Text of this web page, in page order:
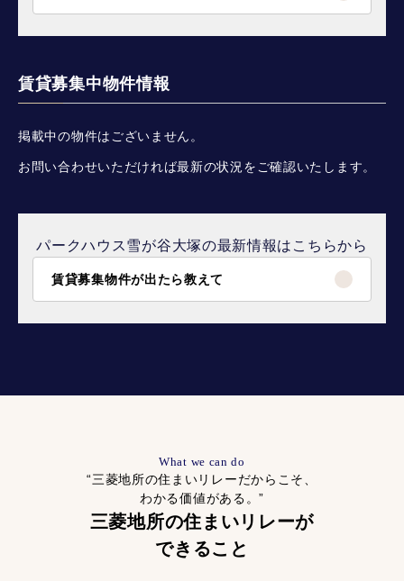
賃貸募集中物件情報
掲載中の物件はございません。
お問い合わせいただければ最新の状況をご確認いたします。
パークハウス雪が谷大塚の最新情報はこちらから
賃貸募集物件が出たら教えて
What we can do
“三菱地所の住まいリレーだからこそ、
わかる価値がある。”
三菱地所の住まいリレーが
できること